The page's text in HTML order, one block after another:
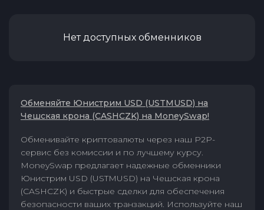
Нет доступных обменников
Обменяйте Юнистрим USD (USTMUSD) на
Чешская крона (CASHCZK) на MoneySwap!
Обменивайте криптовалюты через наш P2P-
сервис без комиссии и по лучшему курсу.
MoneySwap предлагает надежные обменники
Юнистрим USD (USTMUSD) на Чешская крона
(CASHCZK) и быстрые сделки для обеспечения
безопасности ваших транзакций. Используйте наш